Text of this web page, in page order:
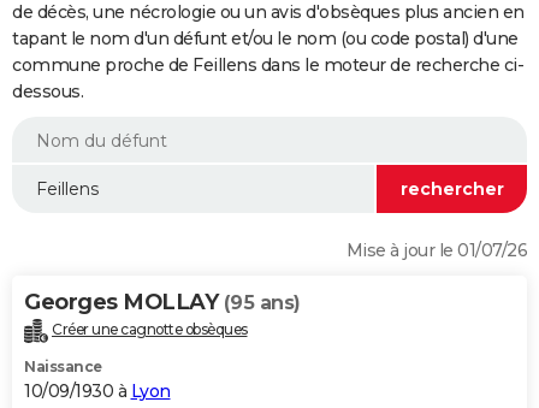
Retraite
Epargne
Immobilier
Risques naturels par ville
Assurance
AUTO
Essais
Réserver un essai
Citadines
Berlines
SUV
Forum auto
+
HIGH-TECH
BRICOLAGE
WEEK-END
Alimentation
Guide de la santé
Maladies
Médicaments
Sommeil
VOYAGE
Destinations
City break
Voyage nature
Voyage de noces
Forum
Climat
+PHOTO
de décès, une nécrologie ou un avis d'obsèques plus ancien en
tapant le nom d'un défunt et/ou le nom (ou code postal) d'une
commune proche de Feillens dans le moteur de recherche ci-
dessous.
Mise à jour le 01/07/26
Georges MOLLAY (95 ans)
Créer une cagnotte obsèques
Naissance
10/09/1930 à Lyon